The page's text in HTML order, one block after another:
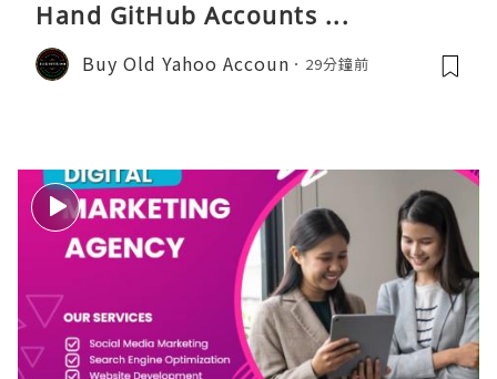
Hand GitHub Accounts ...
Buy Old Yahoo Accoun 29分鐘前